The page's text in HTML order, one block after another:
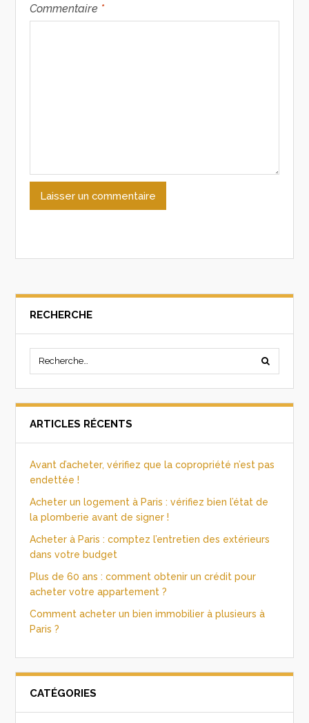
Commentaire *
RECHERCHE
ARTICLES RÉCENTS
Avant d’acheter, vérifiez que la copropriété n’est pas
endettée !
Acheter un logement à Paris : vérifiez bien l’état de
la plomberie avant de signer !
Acheter à Paris : comptez l’entretien des extérieurs
dans votre budget
Plus de 60 ans : comment obtenir un crédit pour
acheter votre appartement ?
Comment acheter un bien immobilier à plusieurs à
Paris ?
CATÉGORIES